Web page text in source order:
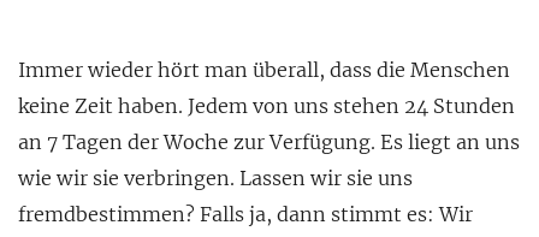
Immer wieder hört man überall, dass die Menschen
keine Zeit haben. Jedem von uns stehen 24 Stunden
an 7 Tagen der Woche zur Verfügung. Es liegt an uns
wie wir sie verbringen. Lassen wir sie uns
fremdbestimmen? Falls ja, dann stimmt es: Wir